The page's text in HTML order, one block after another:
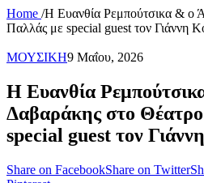
Home /Η Ευανθία Ρεμπούτσικα & ο
Παλλάς με special guest τον Γιάννη
ΜΟΥΣΙΚΗ9 Μαΐου, 2026
Η Ευανθία
Δαβαράκης στο
special guest τον
Share on FacebookShare on Twitter